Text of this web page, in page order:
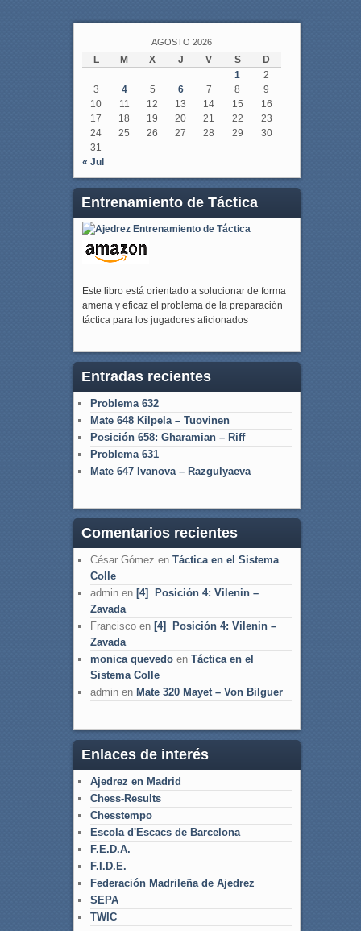
AGOSTO 2026
L M X J V S
D
1
2
3
4 5 6 7 8
9
10
11 12 13 14 15
16
17
18 19 20 21 22
23
24
25 26 27 28 29
30
31
« Jul
Entrenamiento de Táctica
Este libro está orientado a solucionar de forma
amena y eficaz el problema de la preparación
táctica para los jugadores aficionados
Entradas recientes
Problema 632
Mate 648 Kilpela – Tuovinen
Posición 658: Gharamian – Riff
Problema 631
Mate 647 Ivanova – Razgulyaeva
Comentarios recientes
César Gómez en Táctica en el Sistema
Colle
adminen [4] Posición 4: Vilenin –
Zavada
Franciscoen [4] Posición 4: Vilenin –
Zavada
monica quevedoen Táctica en el
Sistema Colle
adminen Mate 320 Mayet – Von Bilguer
Enlaces de interés
Ajedrez en Madrid
Chess-Results
Chesstempo
Escola d'Escacs de Barcelona
F.E.D.A.
F.I.D.E.
Federación Madrileña de Ajedrez
SEPA
TWIC